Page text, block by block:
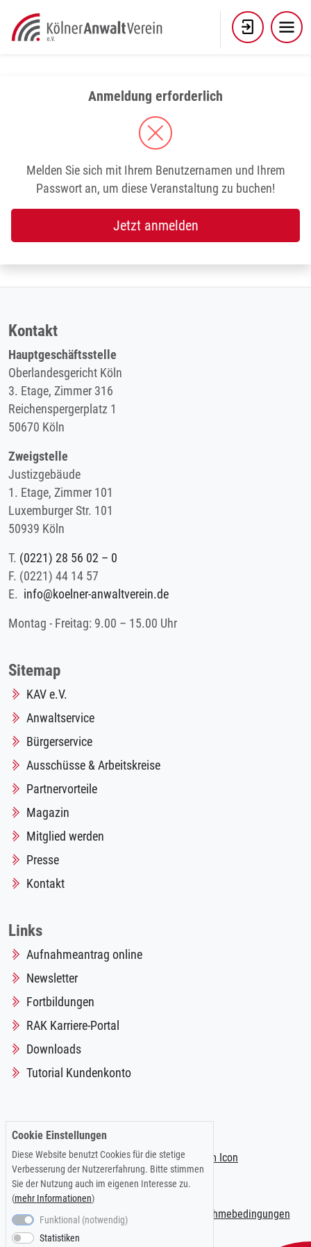
content
Anmeldung erforderlich
Melden Sie sich mit Ihrem Benutzernamen und Ihrem
Passwort an, um diese Veranstaltung zu buchen!
Jetzt anmelden
Kontakt
Hauptgeschäftsstelle
Oberlandesgericht Köln
3. Etage, Zimmer 316
Reichenspergerplatz 1
50670 Köln
Zweigstelle
Justizgebäude
1. Etage, Zimmer 101
Luxemburger Str. 101
50939 Köln
T. (0221) 28 56 02 – 0
F. (0221) 44 14 57
E. info@koelner-anwaltverein.de
Montag - Freitag: 9.00 – 15.00 Uhr
Sitemap
KAV e.V.
Anwaltservice
Bürgerservice
Ausschüsse & Arbeitskreise
Partnervorteile
Magazin
Mitglied werden
Presse
Kontakt
Links
Aufnahmeantrag online
Newsletter
Fortbildungen
RAK Karriere-Portal
Downloads
Tutorial Kundenkonto
Impressum |Datenschutzerklärung Teilnahmebedingungen
Cookie Einstellungen
Diese Website benutzt Cookies für die stetige
Verbesserung der Nutzererfahrung. Bitte stimmen
Sie der Nutzung auch im eigenen Interesse zu.
(mehr Informationen)
Funktional (notwendig)
Statistiken